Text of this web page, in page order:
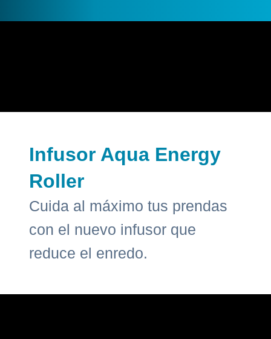
Infusor Aqua Energy
Roller
Cuida al máximo tus prendas
con el nuevo infusor que
reduce el enredo.